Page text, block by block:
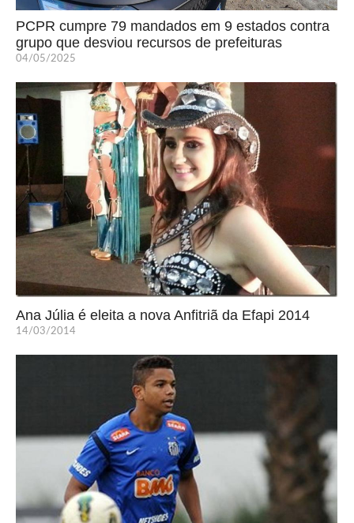
PCPR cumpre 79 mandados em 9 estados contra
grupo que desviou recursos de prefeituras
04/05/2025
Ana Júlia é eleita a nova Anfitriã da Efapi 2014
14/03/2014